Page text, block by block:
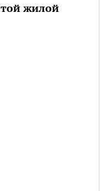
жилой